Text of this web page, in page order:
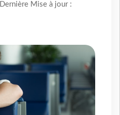
Mise à jour :